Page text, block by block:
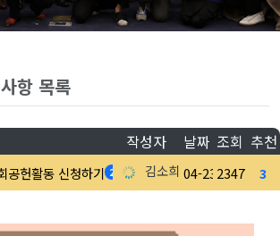
항 목록
작성자 날짜 조회 추천
헌활동 신청하기 2 김소희 04-23 2347 3